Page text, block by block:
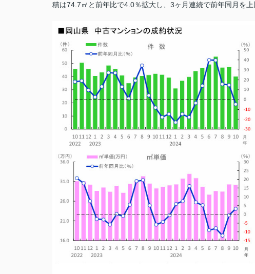
積は74.7㎡と前年比で4.0％拡大し、3ヶ月連続で前年同月を上